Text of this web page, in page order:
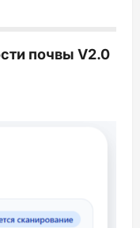
почвы V2.0